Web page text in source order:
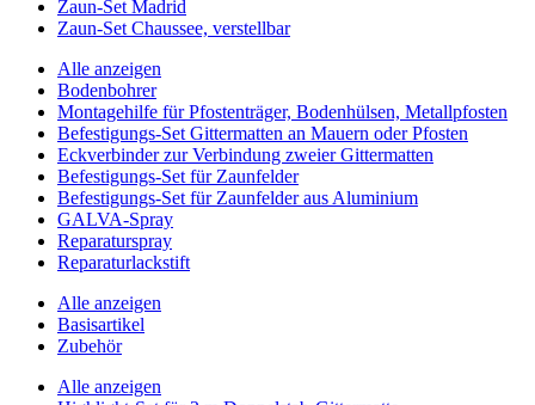
Zaun-Set Madrid
Zaun-Set Chaussee, verstellbar
Alle anzeigen
Bodenbohrer
Montagehilfe für Pfostenträger, Bodenhülsen, Metallpfosten
Befestigungs-Set Gittermatten an Mauern oder Pfosten
Eckverbinder zur Verbindung zweier Gittermatten
Befestigungs-Set für Zaunfelder
Befestigungs-Set für Zaunfelder aus Aluminium
GALVA-Spray
Reparaturspray
Reparaturlackstift
Alle anzeigen
Basisartikel
Zubehör
Alle anzeigen